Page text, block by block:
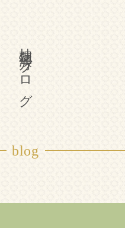
柚花漢方ブログ
blog